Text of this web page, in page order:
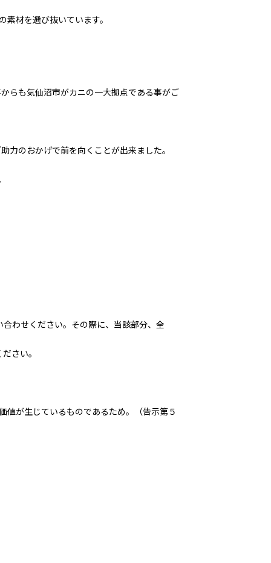
材を選び抜いています。
らも気仙沼市がカニの一大拠点である事がご
力のおかげで前を向くことが出来ました。
わせください。その際に、当該部分、全
さい。
値が生じているものであるため。（告示第５